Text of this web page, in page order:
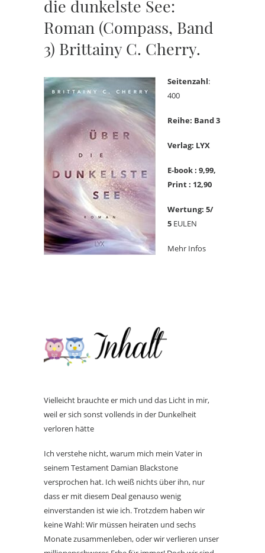
die dunkelste See:
Roman (Compass, Band
3) Brittainy C. Cherry.
Seitenzahl:
400
Reihe: Band 3
Verlag: LYX
E-book : 9,99,
Print : 12,90
Wertung: 5/
5 EULEN
Mehr Infos
Vielleicht brauchte er mich und das Licht in mir,
weil er sich sonst vollends in der Dunkelheit
verloren hätte
Ich verstehe nicht, warum mich mein Vater in
seinem Testament Damian Blackstone
versprochen hat. Ich weiß nichts über ihn, nur
dass er mit diesem Deal genauso wenig
einverstanden ist wie ich. Trotzdem haben wir
keine Wahl: Wir müssen heiraten und sechs
Monate zusammenleben, oder wir verlieren unser